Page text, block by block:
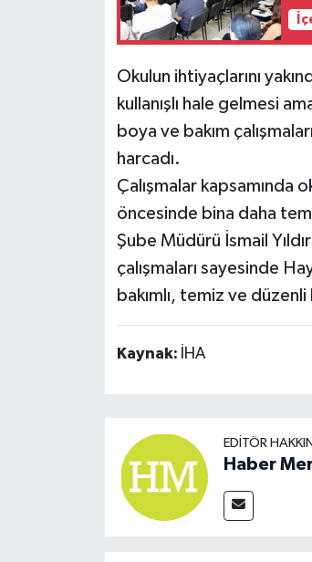
Okulun ihtiyaçlarını
kullanışlı hale gelmesi
boya ve bakım
harcadı.
Çalışmalar kapsamında
öncesinde bina daha
Şube Müdürü İsmail
çalışmaları sayesinde
bakımlı, temiz ve
Kaynak: İHA
EDITÖR
Haber